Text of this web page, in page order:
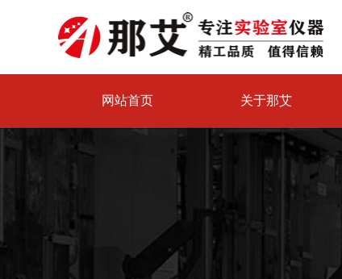
网站首页 关于那艾
喷雾干燥机试验中心